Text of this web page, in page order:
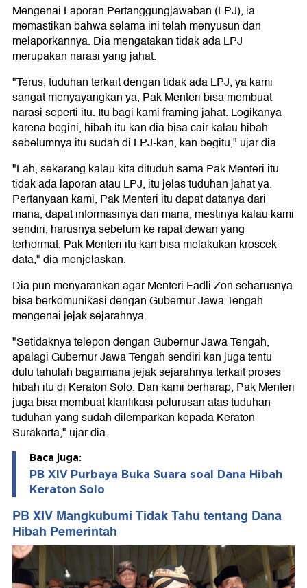
Mengenai Laporan Pertanggungjawaban (LPJ), ia
memastikan bahwa selama ini telah menyusun dan
melaporkannya. Dia mengatakan tidak ada LPJ
merupakan narasi yang jahat.
"Terus, tuduhan terkait dengan tidak ada LPJ, ya kami
sangat menyayangkan ya, Pak Menteri bisa membuat
narasi seperti itu. Itu bagi kami framing jahat. Logikanya
karena begini, hibah itu kan dia bisa cair kalau hibah
sebelumnya itu sudah di LPJ-kan, kan begitu," ujar dia.
"Lah, sekarang kalau kita dituduh sama Pak Menteri itu
tidak ada laporan atau LPJ, itu jelas tuduhan jahat ya.
Pertanyaan kami, Pak Menteri itu dapat datanya dari
mana, dapat informasinya dari mana, mestinya kalau kami
sendiri, harusnya sebelum ke rapat dewan yang
terhormat, Pak Menteri itu kan bisa melakukan kroscek
data," dia menjelaskan.
Dia pun menyarankan agar Menteri Fadli Zon seharusnya
bisa berkomunikasi dengan Gubernur Jawa Tengah
mengenai jejak sejarahnya.
"Setidaknya telepon dengan Gubernur Jawa Tengah,
apalagi Gubernur Jawa Tengah sendiri kan juga tentu
dulu tahulah bagaimana jejak sejarahnya terkait proses
hibah itu di Keraton Solo. Dan kami berharap, Pak Menteri
juga bisa membuat klarifikasi pelurusan atas tuduhan-
tuduhan yang sudah dilemparkan kepada Keraton
Surakarta," ujar dia.
Baca juga:
PB XIV Purbaya Buka Suara soal Dana Hibah
Keraton Solo
PB XIV Mangkubumi Tidak Tahu tentang Dana
Hibah Pemerintah